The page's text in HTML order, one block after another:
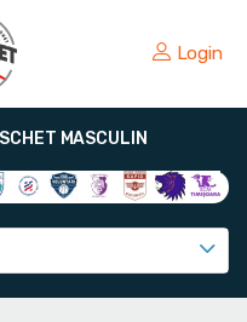
Login
MASCULIN